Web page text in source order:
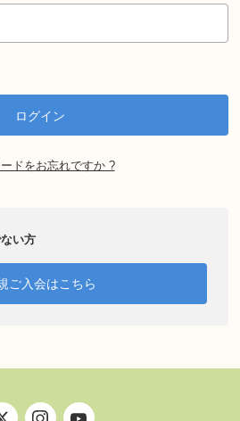
ドをお忘れですか ?
い方
ご入会はこちら